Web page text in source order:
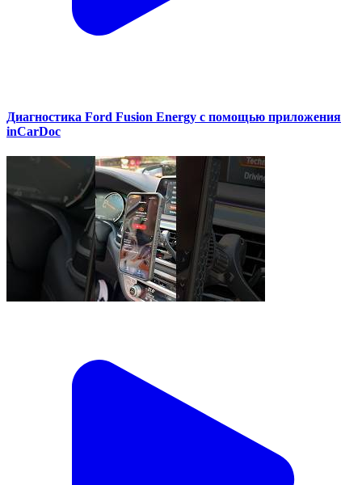
Диагностика Ford Fusion Energy с помощью приложения
inCarDoc